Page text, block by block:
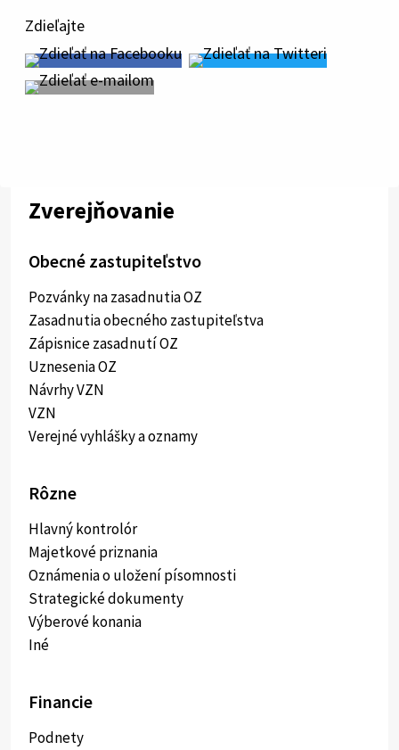
Zdieľajte
Zverejňovanie
Obecné zastupiteľstvo
Pozvánky na zasadnutia OZ
Zasadnutia obecného zastupiteľstva
Zápisnice zasadnutí OZ
Uznesenia OZ
Návrhy VZN
VZN
Verejné vyhlášky a oznamy
Rôzne
Hlavný kontrolór
Majetkové priznania
Oznámenia o uložení písomnosti
Strategické dokumenty
Výberové konania
Iné
Financie
Podnety